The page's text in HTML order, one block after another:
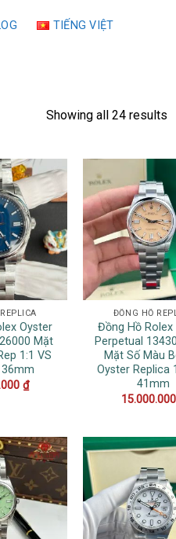
TIẾNG VIỆT
Showing all 24 results
Oyster
Mặt
1:1 VS
₫
ĐỒNG HỒ
Đồng Hồ Rolex
Perpetual
Mặt Số Màu
Oyster Replica
41mm
15.000.000